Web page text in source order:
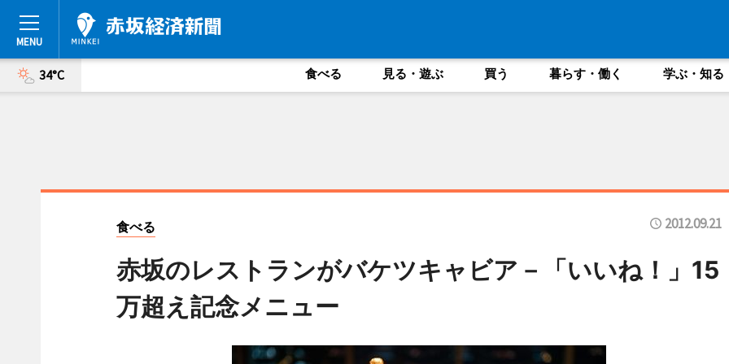
34°C 食べる 見る・遊ぶ 買う 暮らす・働く 学ぶ・知る
食べる 2012.09.21
赤坂のレストランがバケツキャビア－「いいね！」15
万超え記念メニュー